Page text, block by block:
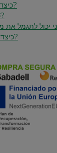
כיצד משיגים את הכסף שנגבה?
כיצד פועלים שוברי פרסום?
כיצד לשלוט בגישה לאירוע שלך?